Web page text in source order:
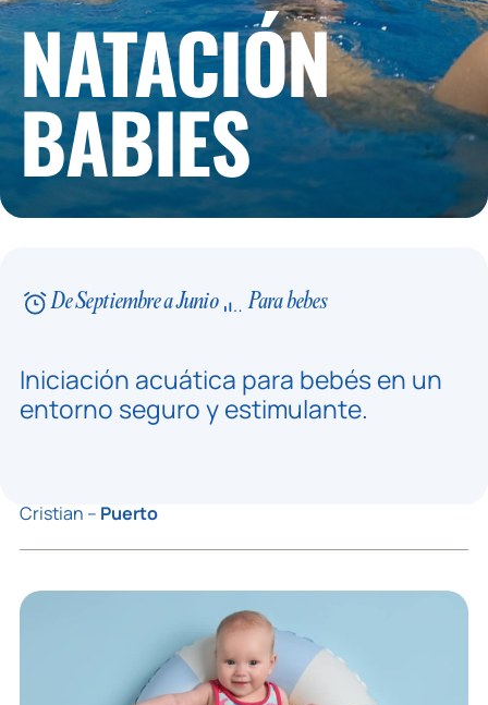
NATACIÓN
BABIES
De Septiembre a Junio Para bebes
Iniciación acuática para bebés en un
entorno seguro y estimulante.
Cristian – Puerto